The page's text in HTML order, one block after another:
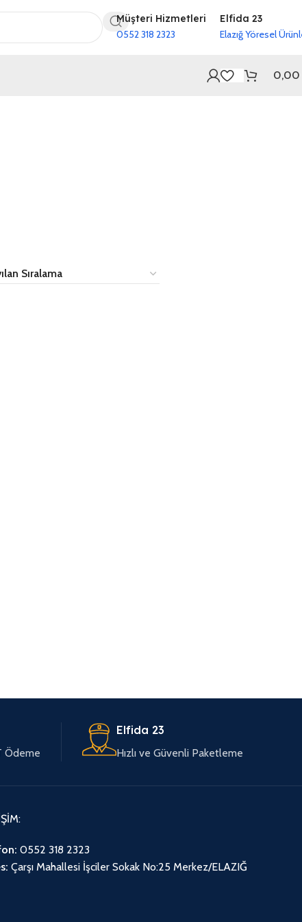
Müşteri Hizmetleri
0552 318 2323
Elfida 23
Elazığ Yöresel
0,00
Ödeme
Elfida 23
Hızlı ve Güvenli Paketleme
0552 318 2323
Çarşı Mahallesi İşciler Sokak No:25 Merkez/ELAZIĞ